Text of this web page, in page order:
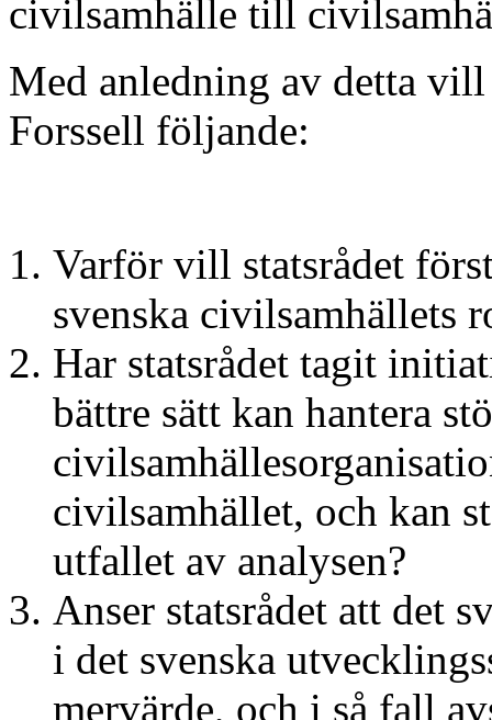
civilsamhälle till
Med anledning av detta vill
Forssell följande:
Varför vill statsrådet
svenska civilsamhällets
Har statsrådet tagit
bättre sätt kan hantera
civilsamhället, och kan
utfallet av analysen?
Anser statsrådet att det
i det svenska
mervärde, och i så fall